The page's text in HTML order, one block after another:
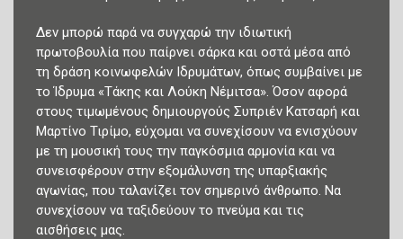
Δεν μπορώ παρά να συγχαρώ την ιδιωτική
πρωτοβουλία που παίρνει σάρκα και οστά μέσα από
τη δράση κοινωφελών Ιδρυμάτων, όπως συμβαίνει με
το Ίδρυμα «Τάκης και Λούκη Νέμιτσα». Όσον αφορά
στους τιμωμένους δημιουργούς Συπριέν Κατσαρή και
Μαρτίνο Τιρίμο, εύχομαι να συνεχίσουν να ενισχύουν
με τη μουσική τους την παγκόσμια αρμονία και να
συνεισφέρουν στην εξομάλυνση της υπαρξιακής
αγωνίας, που ταλανίζει τον σημερινό άνθρωπο. Να
συνεχίσουν να ταξιδεύουν το πνεύμα και τις
αισθήσεις μας.